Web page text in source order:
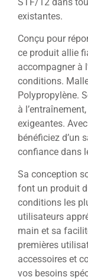
existantes.
Conçu pour
ce produit allie
accompagner à
conditions.
Polypropylène.
à
exigeantes.
bénéficiez d’un
confiance dans
Sa conception
font un produit
conditions les
utilisateurs
main et sa
premières
accessoires et
vos besoins